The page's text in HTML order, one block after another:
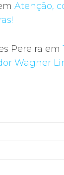
Atenção,
Pereira em
Wagner